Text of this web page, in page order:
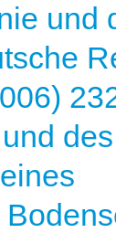
und